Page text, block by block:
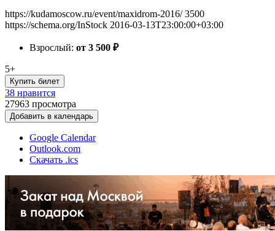
https://kudamoscow.ru/event/maxidrom-2016/ 3500
https://schema.org/InStock 2016-03-13T23:00:00+03:00
Взрослый: от 3 500 ₽
5+
Купить билет
38 нравится
27963 просмотра
Добавить в календарь
Google Calendar
Outlook.com
Скачать .ics